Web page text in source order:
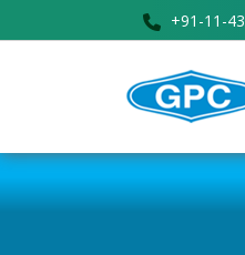
+91-11-